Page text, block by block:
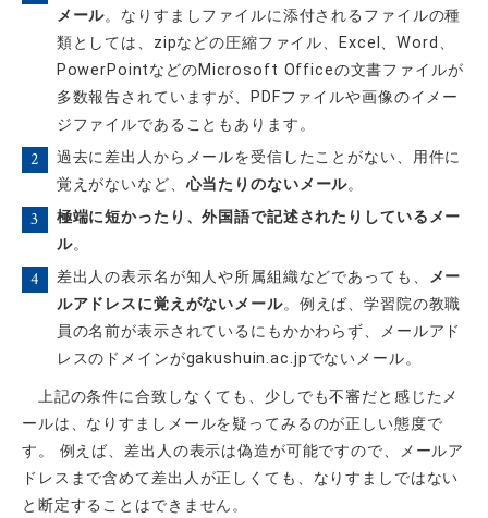
メール。なりすましファイルに添付されるファイルの種
類としては、zipなどの圧縮ファイル、Excel、Word、
PowerPointなどのMicrosoft Officeの文書ファイルが
多数報告されていますが、PDFファイルや画像のイメー
ジファイルであることもあります。
過去に差出人からメールを受信したことがない、用件に
覚えがないなど、 心当たりのないメール。
極端に短かったり、外国語で記述されたりしているメー
ル。
差出人の表示名が知人や所属組織などであっても、 メー
ルアドレスに覚えがないメール。例えば、学習院の教職
員の名前が表示されているにもかかわらず、メールアド
レスのドメインがgakushuin.ac.jpでないメール。
上記の条件に合致しなくても、少しでも不審だと感じたメ
ールは、なりすましメールを疑ってみるのが正しい態度で
す。 例えば、差出人の表示は偽造が可能ですので、メールア
ドレスまで含めて差出人が正しくても、なりすましではない
と断定することはできません。